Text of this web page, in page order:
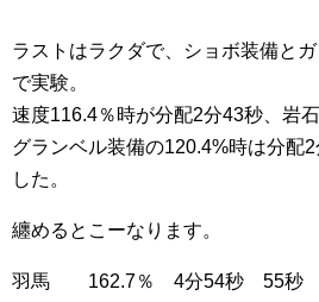
ラストはラクダで、ショボ装備と
で実験。
速度116.4％時が分配2分43秒、岩石
グランベル装備の120.4%時は分配
した。
纏めるとこーなります。
羽馬 162.7％ 4分54秒 55秒